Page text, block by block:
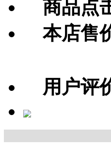
商品点
本店售
用户评